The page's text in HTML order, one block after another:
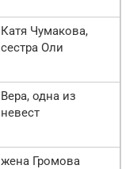
Катя Чумакова,
сестра Оли
Вера, одна из
невест
жена Громова